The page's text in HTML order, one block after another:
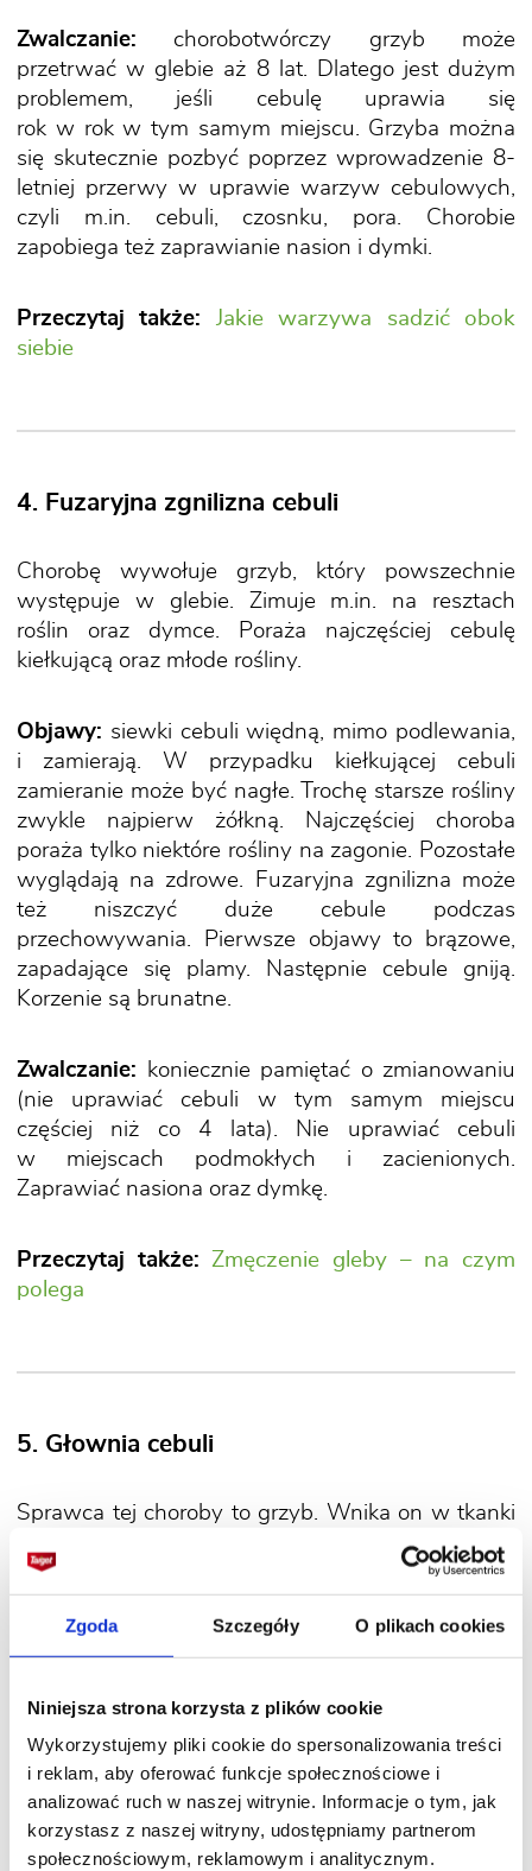
Zgoda Szczegóły O plikach cookies
Niniejsza strona korzysta z plików cookie
Wykorzystujemy pliki cookie do spersonalizowania treści
i reklam, aby oferować funkcje społecznościowe i
analizować ruch w naszej witrynie. Informacje o tym, jak
korzystasz z naszej witryny, udostępniamy partnerom
społecznościowym, reklamowym i analitycznym.
Zwalczanie: chorobotwórczy grzyb może
przetrwać w glebie aż 8 lat. Dlatego jest dużym
problemem, jeśli cebulę uprawia się
rok w rok w tym samym miejscu. Grzyba można
się skutecznie pozbyć poprzez wprowadzenie 8-
letniej przerwy w uprawie warzyw cebulowych,
czyli m.in. cebuli, czosnku, pora. Chorobie
zapobiega też zaprawianie nasion i dymki.
Przeczytaj także:
Jakie warzywa sadzić obok
siebie
4. Fuzaryjna zgnilizna cebuli
Chorobę wywołuje grzyb, który powszechnie
występuje w glebie. Zimuje m.in. na resztach
roślin oraz dymce. Poraża najczęściej cebulę
kiełkującą oraz młode rośliny.
Objawy: siewki cebuli więdną, mimo podlewania,
i zamierają. W przypadku kiełkującej cebuli
zamieranie może być nagłe. Trochę starsze rośliny
zwykle najpierw żółkną. Najczęściej choroba
poraża tylko niektóre rośliny na zagonie. Pozostałe
wyglądają na zdrowe. Fuzaryjna zgnilizna może
też niszczyć duże cebule podczas
przechowywania. Pierwsze objawy to brązowe,
zapadające się plamy. Następnie cebule gniją.
Korzenie są brunatne.
Zwalczanie: koniecznie pamiętać o zmianowaniu
(nie uprawiać cebuli w tym samym miejscu
częściej niż co 4 lata). Nie uprawiać cebuli
w miejscach podmokłych i zacienionych.
Zaprawiać nasiona oraz dymkę.
Przeczytaj także: Zmęczenie gleby – na czym
polega
5. Głownia cebuli
Sprawca tej choroby to grzyb. Wnika on w tkanki
cebuli przez korzonki, gdy siewki mają po kilka dni.
Następnie grzybnia wnika w listki. Infekcji sprzyja
temperatura 18–20°C oraz nadmierna wilgotność
gleby.
Objawy:na listkach siewek pojawiają się ciemne,
wydłużone zgrubienia. Następnie – zarówno
na szczypiorze, jak i łuskach cebul - zauważyć
można szare, pękające smugi, z których
wydobywają się brunatnoczarne zarodniki.
Choroba często niszczy wszystkie lub prawie